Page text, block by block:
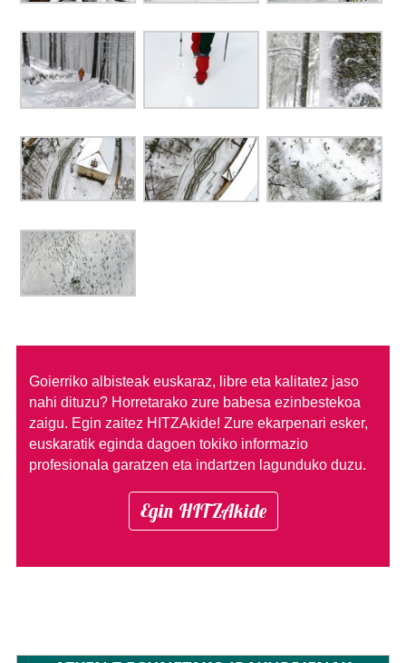
Goierriko albisteak euskaraz, libre eta kalitatez jaso
nahi dituzu? Horretarako zure babesa ezinbestekoa
zaigu. Egin zaitez HITZAkide! Zure ekarpenari esker,
euskaratik eginda dagoen tokiko informazio
profesionala garatzen eta indartzen lagunduko duzu.
Egin HITZAkide